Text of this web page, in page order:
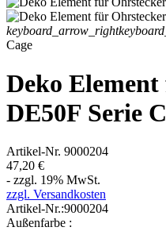
keyboard_arrow_right
Cage
Deko
DE50F Serie
Artikel-Nr. 9000204
47,20 €
- zzgl. 19% MwSt.
zzgl. Versandkosten
Artikel-Nr.:9000204
Außenfarbe :